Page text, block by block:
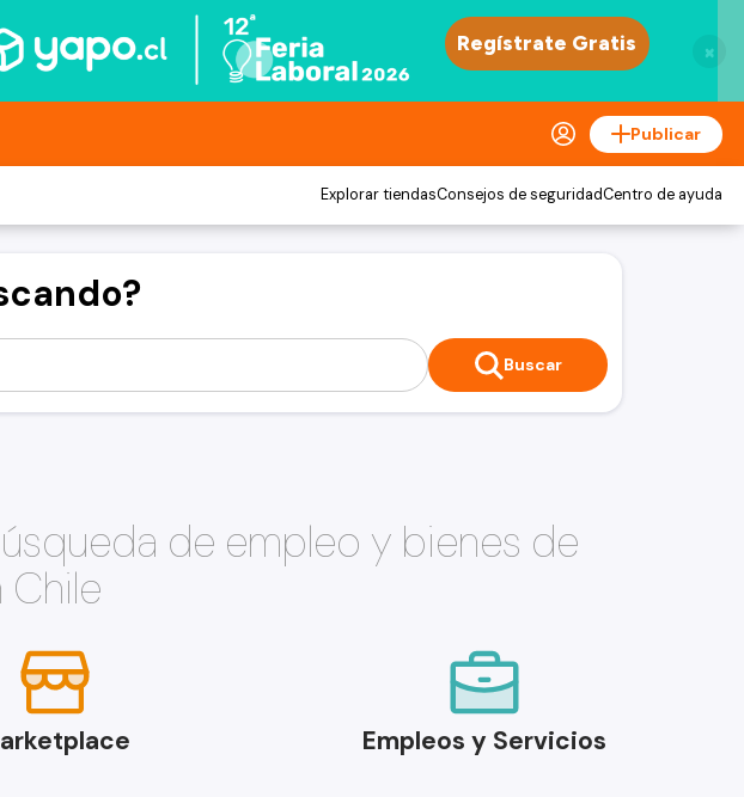
×
Publicar
Explorar tiendasConsejos de seguridadCentro de ayuda
Buscar
de empleo y bienes de
Empleos y Servicios